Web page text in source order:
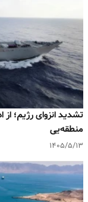
تشدید انزوای رژیم؛
منطقه‌یی
۱۴۰۵/۵/۱۳